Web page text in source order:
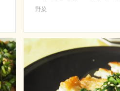
野菜